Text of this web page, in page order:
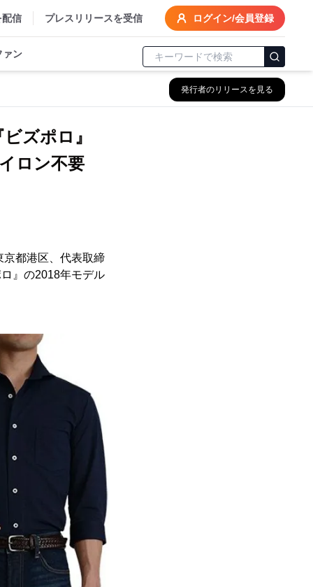
配信 プレスリリースを受信 ログイン/会員登録
ァン
発行者のリリースを見る
ズポロ』
ロン不要
京都港区、代表取締
』の2018年モデル